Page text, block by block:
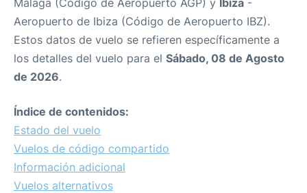
Málaga (Código de Aeropuerto AGP) y Ibiza -
Aeropuerto de Ibiza (Código de Aeropuerto IBZ).
Estos datos de vuelo se refieren específicamente a
los detalles del vuelo para el Sábado, 08 de Agosto
de 2026.
Índice de contenidos:
Estado del vuelo
Vuelos de código compartido
Información adicional
Vuelos alternativos